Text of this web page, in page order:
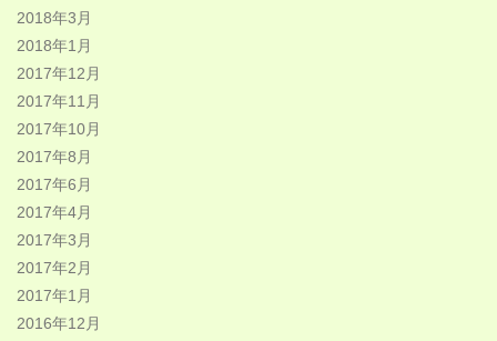
2018年3月
2018年1月
2017年12月
2017年11月
2017年10月
2017年8月
2017年6月
2017年4月
2017年3月
2017年2月
2017年1月
2016年12月